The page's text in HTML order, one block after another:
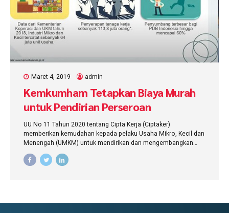
Maret 4, 2019 admin
Kemkumham Tetapkan Biaya Murah
untuk Pendirian Perseroan
Perorangan
UU No 11 Tahun 2020 tentang Cipta Kerja (Ciptaker)
memberikan kemudahan kepada pelaku Usaha Mikro, Kecil dan
Menengah (UMKM) untuk mendirikan dan mengembangkan
perseorangan diyakini dapat meningkatkan daya saing UMKM